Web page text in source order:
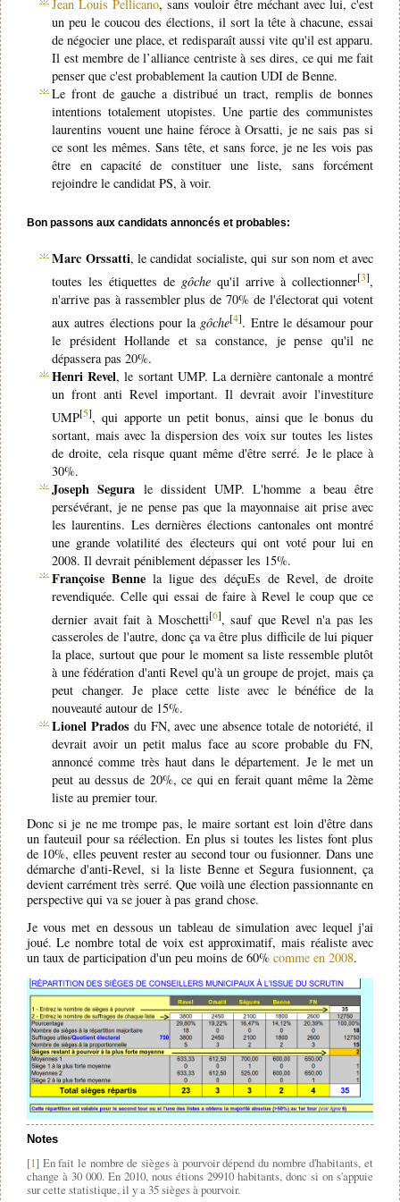
Jean Louis Pellicano, sans vouloir être méchant avec lui, c'est
un peu le coucou des élections, il sort la tête à chacune, essai
de négocier une place, et redisparaît aussi vite qu'il est apparu.
Il est membre de l’alliance centriste à ses dires, ce qui me fait
penser que c'est probablement la caution UDI de Benne.
Le front de gauche a distribué un tract, remplis de bonnes
intentions totalement utopistes. Une partie des communistes
laurentins vouent une haine féroce à Orsatti, je ne sais pas si
ce sont les mêmes. Sans tête, et sans force, je ne les vois pas
être en capacité de constituer une liste, sans forcément
rejoindre le candidat PS, à voir.
Bon passons aux candidats annoncés et probables:
Marc Orssatti, le candidat socialiste, qui sur son nom et avec
toutes les étiquettes de gôche qu'il arrive à collectionner[3],
n'arrive pas à rassembler plus de 70% de l'électorat qui votent
aux autres élections pour la gôche[4]. Entre le désamour pour
le président Hollande et sa constance, je pense qu'il ne
dépassera pas 20%.
Henri Revel, le sortant UMP. La dernière cantonale a montré
un front anti Revel important. Il devrait avoir l'investiture
UMP[5], qui apporte un petit bonus, ainsi que le bonus du
sortant, mais avec la dispersion des voix sur toutes les listes
de droite, cela risque quant même d'être serré. Je le place à
30%.
Joseph Segura le dissident UMP. L'homme a beau être
persévérant, je ne pense pas que la mayonnaise ait prise avec
les laurentins. Les dernières élections cantonales ont montré
une grande volatilité des électeurs qui ont voté pour lui en
2008. Il devrait péniblement dépasser les 15%.
Françoise Bennela ligue des déçuEs de Revel, de droite
revendiquée. Celle qui essai de faire à Revel le coup que ce
dernier avait fait à Moschetti[6], sauf que Revel n'a pas les
casseroles de l'autre, donc ça va être plus difficile de lui piquer
la place, surtout que pour le moment sa liste ressemble plutôt
à une fédération d'anti Revel qu'à un groupe de projet, mais ça
peut changer. Je place cette liste avec le bénéfice de la
nouveauté autour de 15%.
Lionel Prados du FN, avec une absence totale de notoriété, il
devrait avoir un petit malus face au score probable du FN,
annoncé comme très haut dans le département. Je le met un
peut au dessus de 20%, ce qui en ferait quant même la 2ème
liste au premier tour.
Donc si je ne me trompe pas, le maire sortant est loin d'être dans
un fauteuil pour sa réélection. En plus si toutes les listes font plus
de 10%, elles peuvent rester au second tour ou fusionner. Dans une
démarche d'anti-Revel, si la liste Benne et Segura fusionnent, ça
devient carrément très serré. Que voilà une élection passionnante en
perspective qui va se jouer à pas grand chose.
Je vous met en dessous un tableau de simulation avec lequel j'ai
joué. Le nombre total de voix est approximatif, mais réaliste avec
un taux de participation d'un peu moins de 60% comme en 2008.
Notes
[1] En fait le nombre de sièges à pourvoir dépend du nombre d'habitants, et
change à 30 000. En 2010, nous étions 29910 habitants, donc si on s'appuie
sur cette statistique, il y a 35 sièges à pourvoir.